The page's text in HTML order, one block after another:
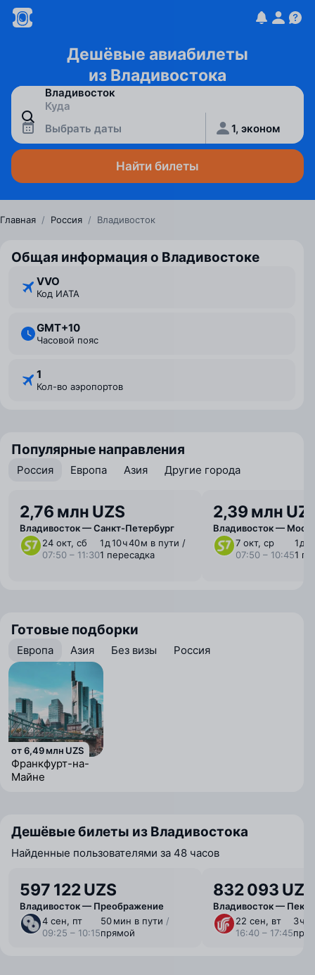
Дешёвые авиабилеты
из Владивостока
Выбрать даты 1, эконом
Найти билеты
Главная / Россия / Владивосток
Общая информация о Владивостоке
VVO
Код ИАТА
GMT+10
Часовой пояс
1
Кол-во аэропортов
Популярные направления
Россия Европа Азия Другие города
2,76 млн UZS
Владивосток — Санкт-Петербург
24 окт, сб
07:50 – 11:30
1 ⁠д 10 ⁠ч 40 ⁠м в пути /
1 пересадка
2,39 млн
Владивосток —
7 окт, ср
07:50 – 10:45
1 ⁠д
1
Готовые подборки
Европа Азия Без визы Россия
от 6,49 млн UZS
Франкфурт-на-
Майне
Дешёвые билеты из Владивостока
Найденные пользователями за 48 часов
597 122 UZS
Владивосток — Преображение
4 сен, пт
09:25 – 10:15
50 мин в пути /
прямой
832 093 UZS
Владивосток — Пекин
22 сен, вт
16:40 – 17:45
3 ⁠ч